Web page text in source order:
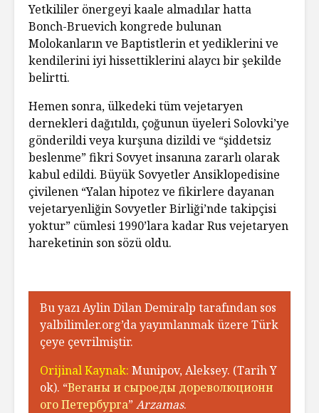
Yetkililer önergeyi kaale almadılar hatta
Bonch-Bruevich kongrede bulunan
Molokanların ve Baptistlerin et yediklerini ve
kendilerini iyi hissettiklerini alaycı bir şekilde
belirtti.
Hemen sonra, ülkedeki tüm vejetaryen
dernekleri dağıtıldı, çoğunun üyeleri Solovki’ye
gönderildi veya kurşuna dizildi ve “şiddetsiz
beslenme” fikri Sovyet insanına zararlı olarak
kabul edildi. Büyük Sovyetler Ansiklopedisine
çivilenen “Yalan hipotez ve fikirlere dayanan
vejetaryenliğin Sovyetler Birliği’nde takipçisi
yoktur” cümlesi 1990’lara kadar Rus vejetaryen
hareketinin son sözü oldu.
Bu yazı Aylin Dilan Demiralp tarafından sos
yalbilimler.org’da yayımlanmak üzere Türk
çeye çevrilmiştir.
Orijinal Kaynak: Munipov, Aleksey. (Tarih Y
ok). “Веганы и сыроеды дореволюционн
ого Петербурга”Arzamas.